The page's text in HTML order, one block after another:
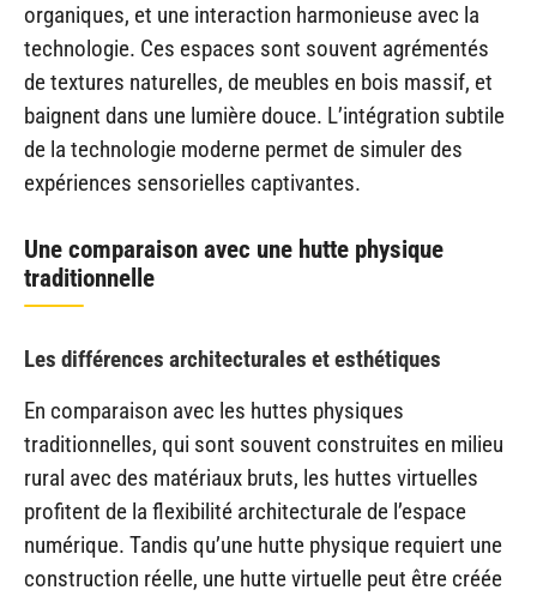
organiques, et une interaction harmonieuse avec la
technologie. Ces espaces sont souvent agrémentés
de textures naturelles, de meubles en bois massif, et
baignent dans une lumière douce. L’intégration subtile
de la technologie moderne permet de simuler des
expériences sensorielles captivantes.
Une comparaison avec une hutte physique
traditionnelle
Les différences architecturales et esthétiques
En comparaison avec les huttes physiques
traditionnelles, qui sont souvent construites en milieu
rural avec des matériaux bruts, les huttes virtuelles
profitent de la flexibilité architecturale de l’espace
numérique. Tandis qu’une hutte physique requiert une
construction réelle, une hutte virtuelle peut être créée